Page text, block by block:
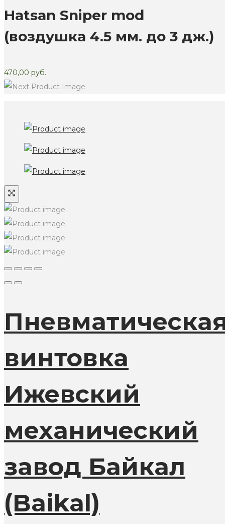
Hatsan Sniper mod
(воздушка 4.5 мм. до 3 дж.)
470,00 руб.
винтовка
Ижевский
механический
завод Байкал
(Baikal)